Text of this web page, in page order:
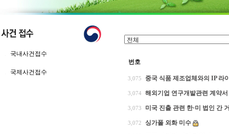
국내사건접수
국제사건접수
번호
3,075 중국 식품 제조업체와의 IP
3,074 해외기업 연구개발관련 계약서
3,073 미국 진출 관련 한·미 법인 간
3,072 싱가폴 외화 미수